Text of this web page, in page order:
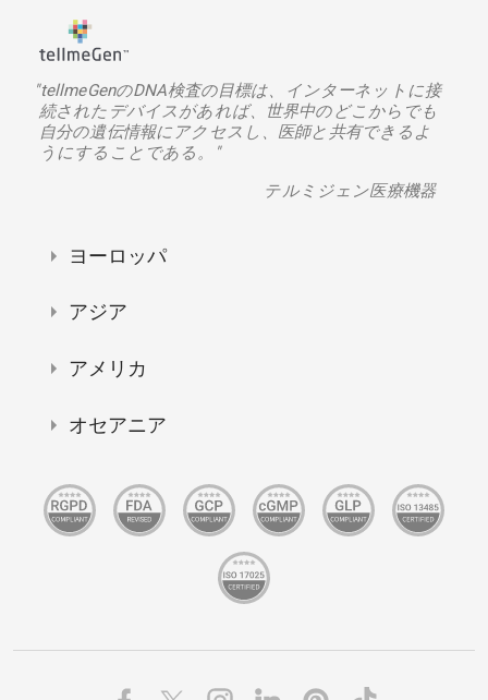
"tellmeGenのDNA検査の目標は、インターネットに接
続されたデバイスがあれば、世界中のどこからでも
自分の遺伝情報にアクセスし、医師と共有できるよ
うにすることである。"
テルミジェン医療機器
ヨーロッパ
アジア
アメリカ
オセアニア